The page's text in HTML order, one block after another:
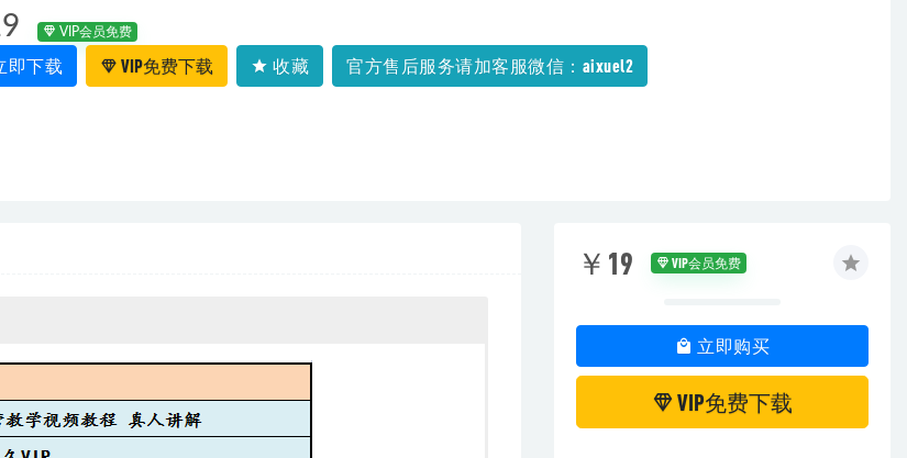
VIP会员免费
即下载 VIP免费下载 收藏 官方售后服务请加客服微信：aixuel2
￥19 VIP会员免费
立即购买
VIP免费下载
上学期暑秋班网课直播教程
视频教程二轮复习寒假班 2026-02-25
s教程高考一轮复习视频教程+讲义（暑假班） 2022-08-12